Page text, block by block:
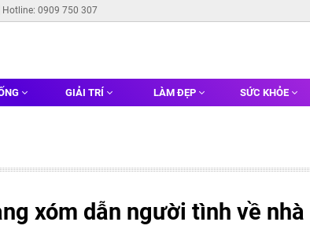
Hotline: 0909 750 307
GIẢI TRÍ LÀM ĐẸP SỨC KHỎE
xóm dẫn người tình về nhà